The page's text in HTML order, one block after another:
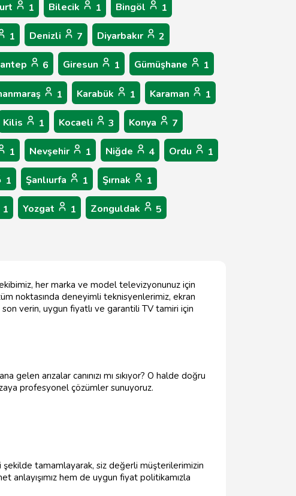
1 Bilecik 1 Bingöl 1
1 Denizli 7 Diyarbakır 2
6 Giresun 1 Gümüşhane 1
1 Karabük 1 Karaman 1
Kilis 1 Kocaeli 3 Konya 7
1 Nevşehir 1 Niğde 4 Ordu 1
1 Şanlıurfa 1 Şırnak 1
1 Yozgat 1 Zonguldak 5
her marka ve model televizyonunuz için
noktasında deneyimli teknisyenlerimiz, ekran
son verin, uygun fiyatlı ve garantili TV tamiri için
arızalar canınızı mı sıkıyor? O halde doğru
profesyonel çözümler sunuyoruz.
şekilde tamamlayarak, siz değerli müşterilerimizin
anlayışımız hem de uygun fiyat politikamızla